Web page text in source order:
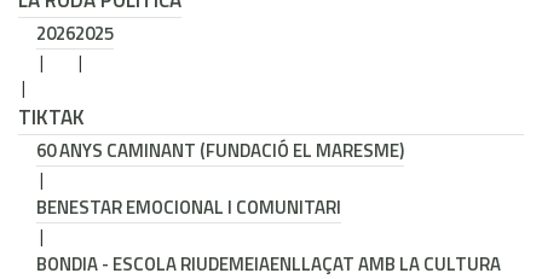
20262025
TIKTAK
60 ANYS CAMINANT (FUNDACIÓ EL MARESME)
BENESTAR EMOCIONAL I COMUNITARI
BONDIA - ESCOLA RIUDEMEIAENLLAÇAT AMB LA CULTURA